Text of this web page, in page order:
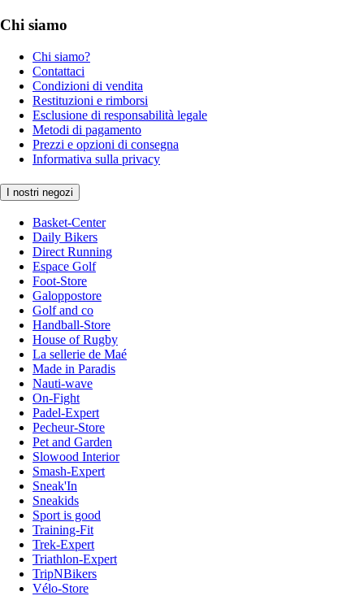
Chi siamo
Chi siamo?
Contattaci
Condizioni di vendita
Restituzioni e rimborsi
Esclusione di responsabilità legale
Metodi di pagamento
Prezzi e opzioni di consegna
Informativa sulla privacy
I nostri negozi
Basket-Center
Daily Bikers
Direct Running
Espace Golf
Foot-Store
Galoppostore
Golf and co
Handball-Store
House of Rugby
La sellerie de Maé
Made in Paradis
Nauti-wave
On-Fight
Padel-Expert
Pecheur-Store
Pet and Garden
Slowood Interior
Smash-Expert
Sneak'In
Sneakids
Sport is good
Training-Fit
Trek-Expert
Triathlon-Expert
TripNBikers
Vélo-Store